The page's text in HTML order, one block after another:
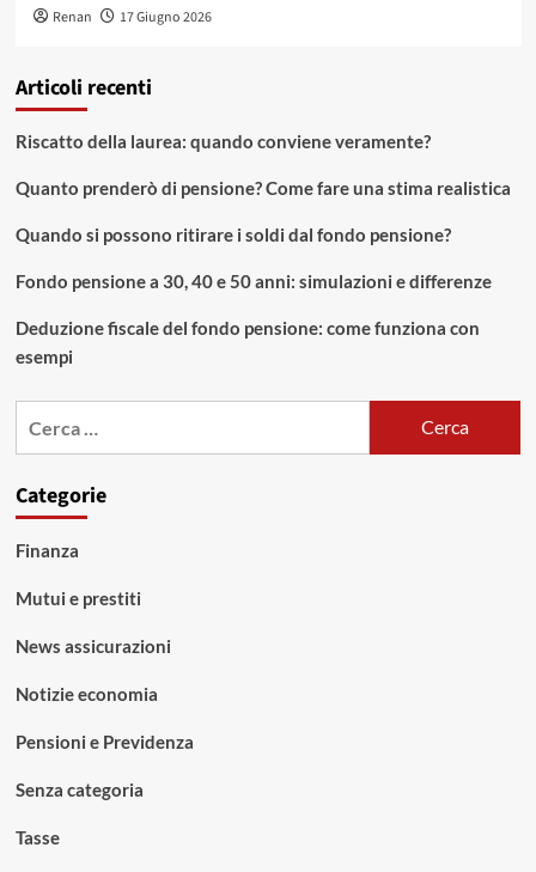
Renan 17 Giugno 2026
Articoli recenti
Riscatto della laurea: quando conviene veramente?
Quanto prenderò di pensione? Come fare una stima realistica
Quando si possono ritirare i soldi dal fondo pensione?
Fondo pensione a 30, 40 e 50 anni: simulazioni e differenze
Deduzione fiscale del fondo pensione: come funziona con
esempi
Categorie
Finanza
Mutui e prestiti
News assicurazioni
Notizie economia
Pensioni e Previdenza
Senza categoria
Tasse